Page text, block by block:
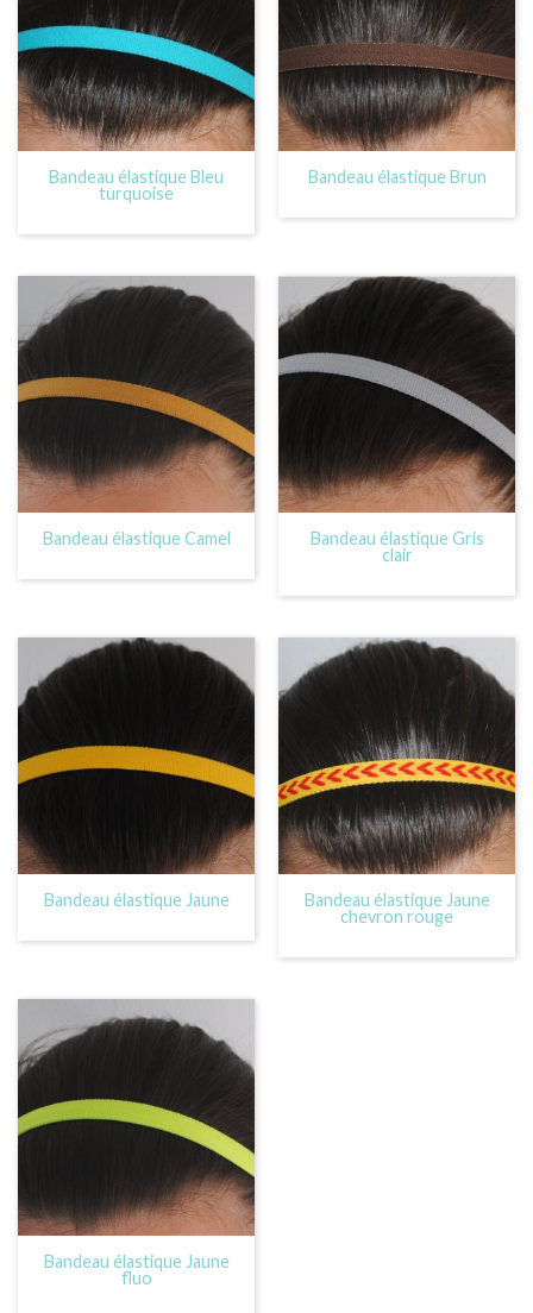
Bandeau élastique Bleu
turquoise
Bandeau élastique Brun
Bandeau élastique Camel
Bandeau élastique Gris
clair
Bandeau élastique Jaune
Bandeau élastique Jaune
chevron rouge
Bandeau élastique Jaune
fluo